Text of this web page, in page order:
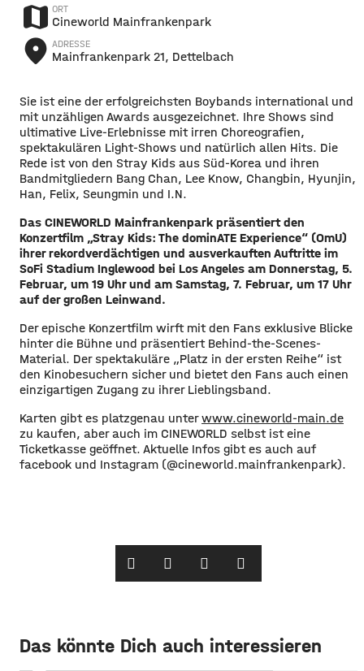
map ORT
Cineworld Mainfrankenpark
place ADRESSE
Mainfrankenpark 21, Dettelbach
Sie ist eine der erfolgreichsten Boybands international und
mit unzähligen Awards ausgezeichnet. Ihre Shows sind
ultimative Live-Erlebnisse mit irren Choreografien,
spektakulären Light-Shows und natürlich allen Hits. Die
Rede ist von den Stray Kids aus Süd-Korea und ihren
Bandmitgliedern Bang Chan, Lee Know, Changbin, Hyunjin,
Han, Felix, Seungmin und I.N.
Das CINEWORLD Mainfrankenpark präsentiert den
Konzertfilm „Stray Kids: The dominATE Experience“ (OmU)
ihrer rekordverdächtigen und ausverkauften Auftritte im
SoFi Stadium Inglewood bei Los Angeles am Donnerstag, 5.
Februar, um 19 Uhr und am Samstag, 7. Februar, um 17 Uhr
auf der großen Leinwand.
Der epische Konzertfilm wirft mit den Fans exklusive Blicke
hinter die Bühne und präsentiert Behind-the-Scenes-
Material. Der spektakuläre „Platz in der ersten Reihe“ ist
den Kinobesuchern sicher und bietet den Fans auch einen
einzigartigen Zugang zu ihrer Lieblingsband.
Karten gibt es platzgenau unterwww.cineworld-main.de
zu kaufen, aber auch im CINEWORLD selbst ist eine
Ticketkasse geöffnet. Aktuelle Infos gibt es auch auf
facebook und Instagram (@cineworld.mainfrankenpark).
Das könnte Dich auch interessieren